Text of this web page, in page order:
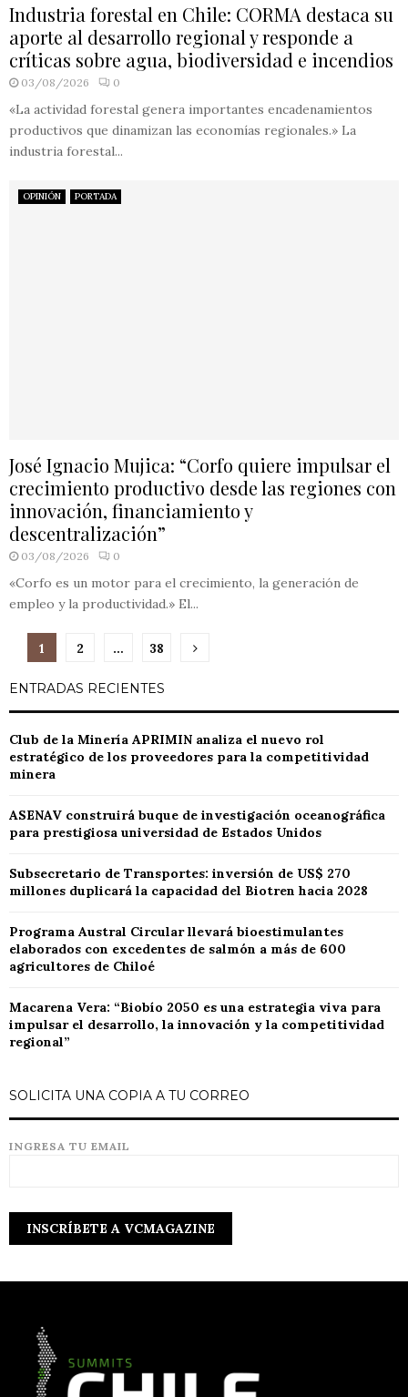
Industria forestal en Chile: CORMA destaca su
aporte al desarrollo regional y responde a
críticas sobre agua, biodiversidad e incendios
03/08/2026 0
«La actividad forestal genera importantes encadenamientos
productivos que dinamizan las economías regionales.» La
industria forestal...
OPINIÓN PORTADA
José Ignacio Mujica: “Corfo quiere impulsar el
crecimiento productivo desde las regiones con
innovación, financiamiento y
descentralización”
03/08/2026 0
«Corfo es un motor para el crecimiento, la generación de
empleo y la productividad.» El...
Paginación
de
entradas
1 2 … 38
ENTRADAS RECIENTES
Club de la Minería APRIMIN analiza el nuevo rol
estratégico de los proveedores para la competitividad
minera
ASENAV construirá buque de investigación oceanográfica
para prestigiosa universidad de Estados Unidos
Subsecretario de Transportes: inversión de US$ 270
millones duplicará la capacidad del Biotren hacia 2028
Programa Austral Circular llevará bioestimulantes
elaborados con excedentes de salmón a más de 600
agricultores de Chiloé
Macarena Vera: “Biobío 2050 es una estrategia viva para
impulsar el desarrollo, la innovación y la competitividad
regional”
SOLICITA UNA COPIA A TU CORREO
INGRESA TU EMAIL